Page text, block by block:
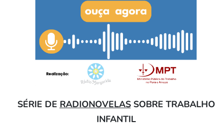
SÉRIE DE RADIONOVELASSOBRE TRABALHO
INFANTIL